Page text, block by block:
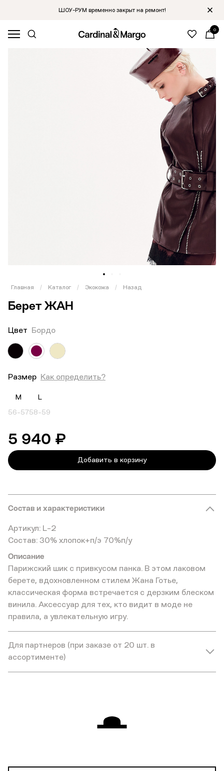
ШОУ-РУМ временно закрыт на ремонт!
0
Главная / Каталог / Экокожа / Назад
Берет ЖАН
Цвет Бордо
Размер Как определить?
M
56-57
L
58-59
5 940 ₽
Добавить в корзину
Состав и характеристики
Артикул: L-2
Состав: 30% хлопок+п/э 70%п/у
Описание
Парижский шик с привкусом панка. В этом лаковом
берете, вдохновленном стилем Жана Готье,
классическая форма встречается с дерзким блеском
винила. Аксессуар для тех, кто видит в моде не
правила, а увлекательную игру.
Для партнеров (при заказе от 20 шт. в
ассортименте)